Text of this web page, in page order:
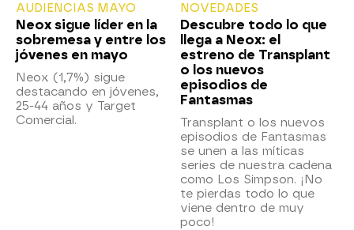
AUDIENCIAS MAYO
Neox sigue líder en la
sobremesa y entre los
jóvenes en mayo
Neox (1,7%) sigue
destacando en jóvenes,
25-44 años y Target
Comercial.
NOVEDADES
Descubre todo lo que
llega a Neox: el
estreno de Transplant
o los nuevos
episodios de
Fantasmas
Transplant o los nuevos
episodios de Fantasmas
se unen a las míticas
series de nuestra cadena
como Los Simpson. ¡No
te pierdas todo lo que
viene dentro de muy
poco!